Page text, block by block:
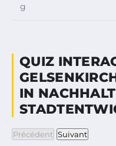
g
QUIZ
IN
Précédent Suivant